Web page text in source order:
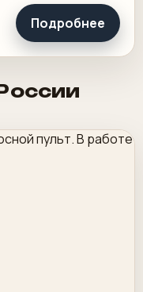
Подробнее